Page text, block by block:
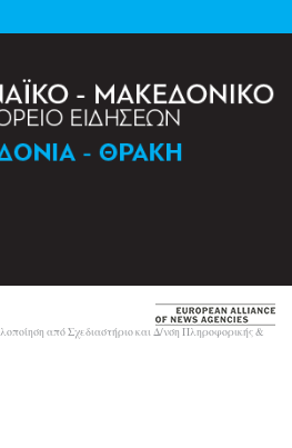
από Σχεδιαστήριο και Δ/νση Πληροφορικής &